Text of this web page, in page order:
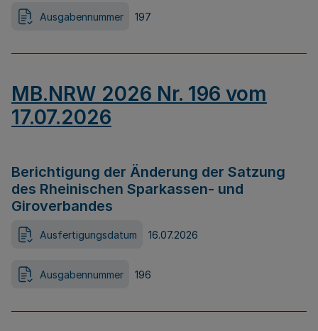
Ausgabennummer 197
MB.NRW 2026 Nr. 196 vom
17.07.2026
Berichtigung der Änderung der Satzung
des Rheinischen Sparkassen- und
Giroverbandes
Ausfertigungsdatum 16.07.2026
Ausgabennummer 196